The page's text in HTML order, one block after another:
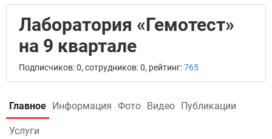
Лаборатория «Гемотест»
на 9 квартале
Подписчиков: 0, сотрудников: 0, рейтинг:765
Главное Информация Фото Видео Публикации
Услуги